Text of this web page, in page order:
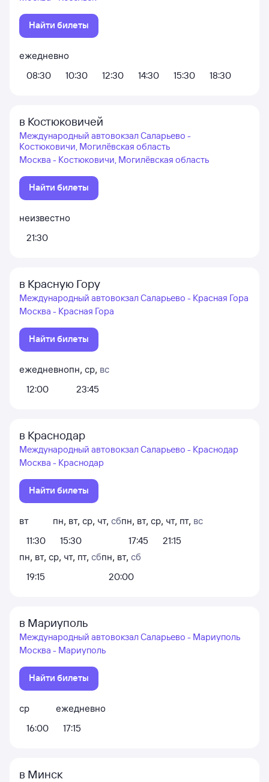
Найти билеты
ежедневно
08:30
10:30 12:30 14:30 15:30 18:30
в Костюковичей
Международный автовокзал Саларьево -
Костюковичи, Могилёвская область
Москва - Костюковичи, Могилёвская область
Найти билеты
неизвестно
21:30
в Красную Гору
Международный автовокзал Саларьево - Красная Гора
Москва - Красная Гора
Найти билеты
ежедневно
12:00
пн, ср, вс
23:45
в Краснодар
Международный автовокзал Саларьево - Краснодар
Москва - Краснодар
Найти билеты
вт
11:30
пн, вт, ср, чт, сб
15:30
пн, вт, ср, чт, пт, вс
17:45
21:15
пн, вт, ср, чт, пт, сб
19:15
пн, вт, сб
20:00
в Мариуполь
Международный автовокзал Саларьево - Мариуполь
Москва - Мариуполь
Найти билеты
ср
16:00
ежедневно
17:15
в Минск